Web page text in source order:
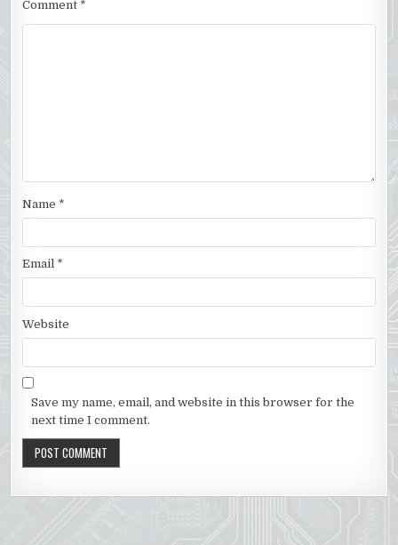
Comment *
Name *
Email *
Website
Save my name, email, and website in this browser for the
next time I comment.